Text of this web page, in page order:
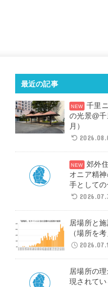
最近の記事
千里
の光景@
月）
郊外
オニア精
手として
居場所と
（場所を
居場所の
現されて